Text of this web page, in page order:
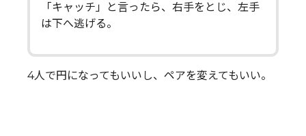
「キャッチ」と言ったら、右手をとじ、左手
は下へ逃げる。
4人で円になってもいいし、ペアを変えてもいい。